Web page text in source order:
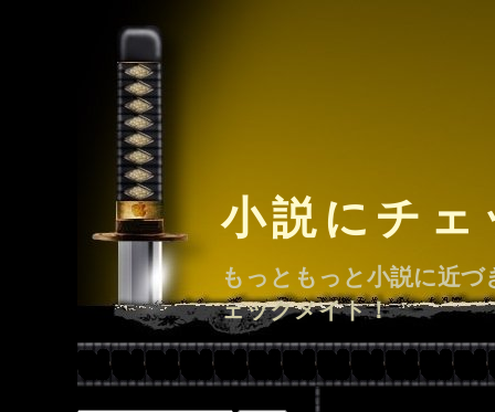
小説にチ
もっともっと小説に近
ェックメイト！